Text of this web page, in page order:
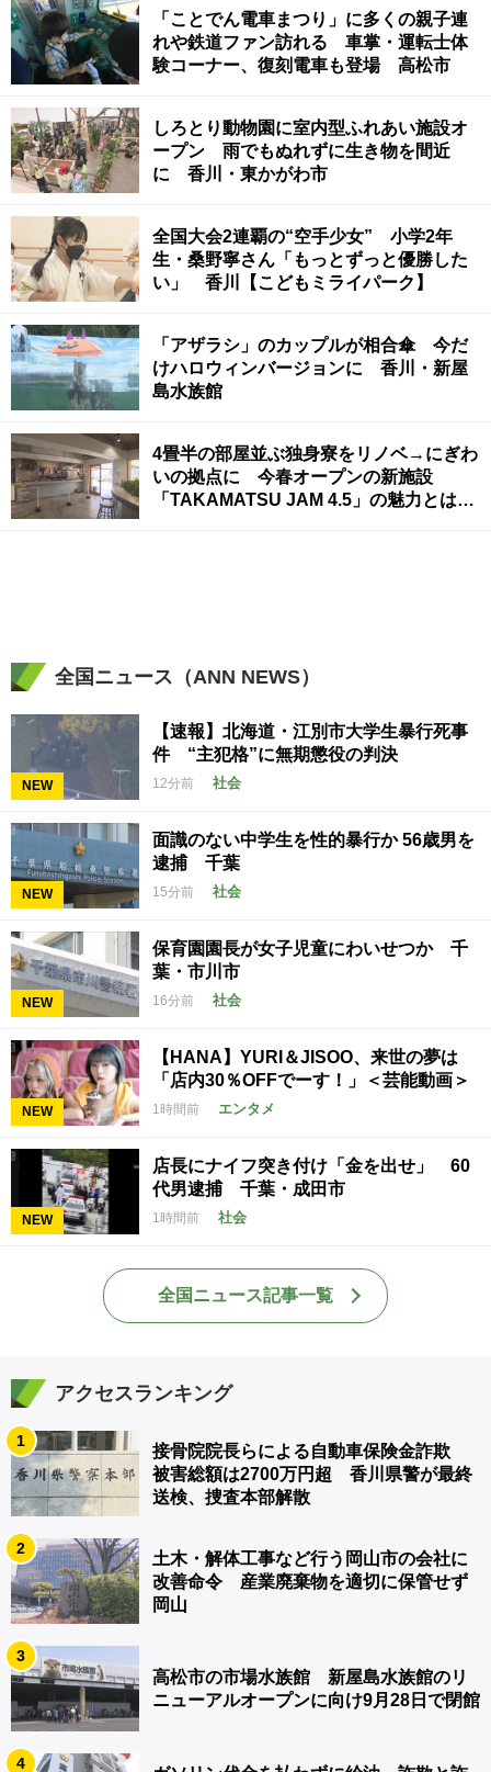
「ことでん電車まつり」に多くの親子連
れや鉄道ファン訪れる 車掌・運転士体
験コーナー、復刻電車も登場 高松市
しろとり動物園に室内型ふれあい施設オ
ープン 雨でもぬれずに生き物を間近
に 香川・東かがわ市
全国大会2連覇の“空手少女” 小学2年
生・桑野寧さん「もっとずっと優勝した
い」 香川【こどもミライパーク】
「アザラシ」のカップルが相合傘 今だ
けハロウィンバージョンに 香川・新屋
島水族館
4畳半の部屋並ぶ独身寮をリノベ→にぎわ
いの拠点に 今春オープンの新施設
「TAKAMATSU JAM 4.5」の魅力とは
全国ニュース（ANN NEWS）
NEW
【速報】北海道・江別市大学生暴行死事
件 “主犯格”に無期懲役の判決
12分前 社会
NEW
面識のない中学生を性的暴行か 56歳男を
逮捕 千葉
15分前 社会
NEW
保育園園長が女子児童にわいせつか 千
葉・市川市
16分前 社会
NEW
【HANA】YURI＆JISOO、来世の夢は
「店内30％OFFでーす！」＜芸能動画＞
1時間前 エンタメ
NEW
店長にナイフ突き付け「金を出せ」 60
代男逮捕 千葉・成田市
1時間前 社会
全国ニュース記事一覧
アクセスランキング
1
接骨院院長らによる自動車保険金詐欺
被害総額は2700万円超 香川県警が最終
送検、捜査本部解散
2
土木・解体工事など行う岡山市の会社に
改善命令 産業廃棄物を適切に保管せず
岡山
3
高松市の市場水族館 新屋島水族館のリ
ニューアルオープンに向け9月28日で閉館
4